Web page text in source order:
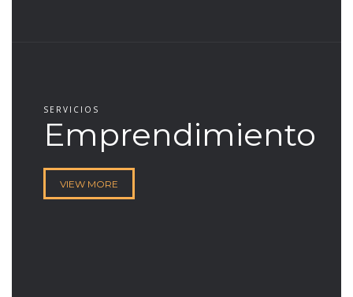
SERVICIOS
Emprendimiento
VIEW MORE